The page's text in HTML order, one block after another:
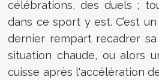
célébrations, des duels ;
dans ce sport y est. C’est
dernier rempart recadrer
situation chaude, ou alors
cuisse après l'accélération